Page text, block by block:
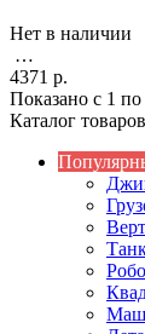
Нет в наличии
…
4371 р.
Показано с 1
Каталог товаров